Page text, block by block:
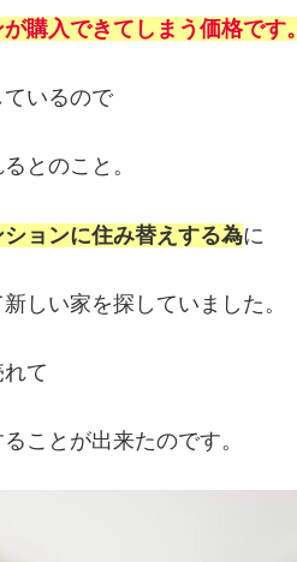
購入できてしまう価格です。
ているので
とのこと。
ョンに住み替えする為に
しい家を探していました。
て
ことが出来たのです。